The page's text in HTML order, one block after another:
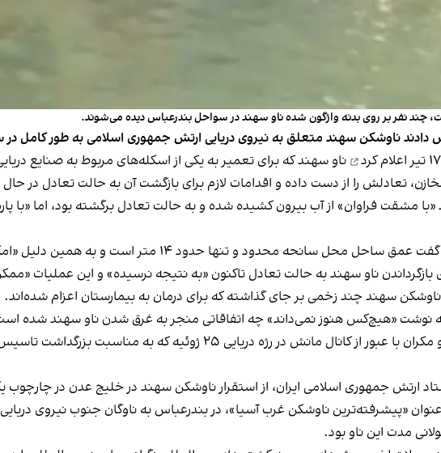
چند نفر بر روی بدنه واژگون شده ناو سهند در سواحل بندرعباس دیده می‌شوند.
اعلام کرد
ناو سهند که برای تعمیر به یکی از اسکله‌های مربوط به صنایع
تعادلش را از دست داده و اقدامات لازم برای بازگشت آن به حالت تعادل در
تیر نوشت ناو سهند «با مشقت فراوان» از آب بیرون کشیده شده و به حالت تعادل برگشته بود،
و تنها حدود ۱۴ متر است و به همین دلیل «امکان غرق شدن این ناوشکن وجود ندارد».
بازگرداندن ناو سهند به حالت تعادل تاکنون «به نتیجه نرسیده» و این عملیات
سهند چند زخمی بر جای گذاشته که برای درمان به بیمارستان اعزام شده‌اند.
نوشت «هیچ‌کس هنوز نمی‌داند» چه اتفاقاتی منجر به غرق شدن ناو سهند شده
سه سال پیش، این ناو ایرانی به همراه ناو مکران با عبور از کانال مانش
«پیشرفته‌ترین ناوشکن غرب آسیا»، در بندرعباس به ناوگان جنوب نیروی
مدت این ناو بود.